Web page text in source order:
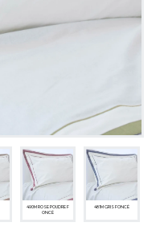
490M ROSE POUDRE F
ONCÉ
481M GRIS FONCÉ